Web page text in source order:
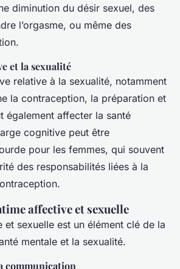
diminution du désir sexuel, des
l’orgasme, ou même des
et la sexualité
relative à la sexualité, notamment
la contraception, la préparation et
également affecter la santé
cognitive peut être
pour les femmes, qui souvent
des responsabilités liées à la
affective et sexuelle
et sexuelle est un élément clé de la
mentale et la sexualité.
communication